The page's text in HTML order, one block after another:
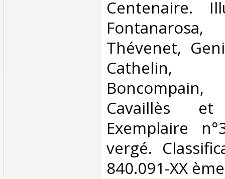
Centenaire.
Thévenet,
Cathelin,
Cavaillès et
Exemplaire
vergé.
840.091-XX